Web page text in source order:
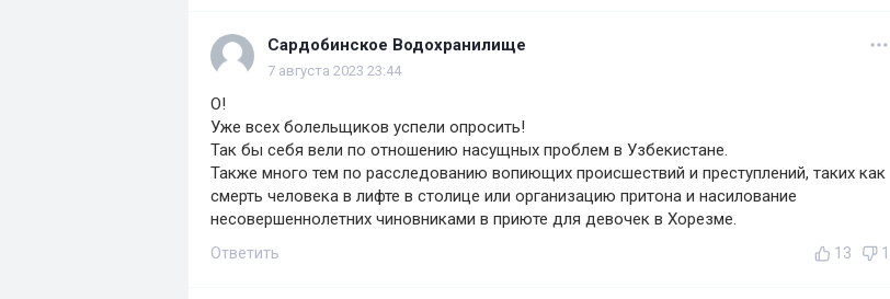
Сардобинское Водохранилище
7 августа 2023 23:44
О!
Уже всех болельщиков успели опросить!
Так бы себя вели по отношению насущных проблем в Узбекистане.
Также много тем по расследованию вопиющих происшествий и преступлений, таких как
смерть человека в лифте в столице или организацию притона и насилование
несовершеннолетних чиновниками в приюте для девочек в Хорезме.
Ответить 13 1